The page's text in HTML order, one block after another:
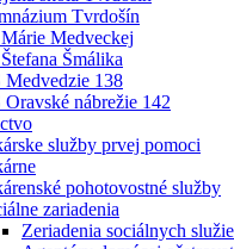
Tvrdošín
Medveckej
Šmálika
Medvedzie 138
Oravské nábrežie 142
služby prvej pomoci
pohotovostné služby
zariadenia
Zeriadenia sociálnych